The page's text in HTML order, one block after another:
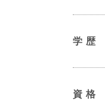
学 歴
資 格